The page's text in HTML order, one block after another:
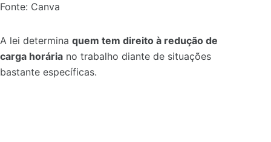
Fonte: Canva
A lei determina quem tem direito à redução de
carga horária no trabalho diante de situações
bastante específicas.